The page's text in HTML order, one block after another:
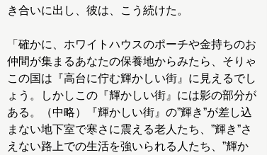
き合いに出し、彼は、こう続けた。
「確かに、ホワイトハウスのポーチや金持ちのお
仲間が集まるあなたの保養地からみたら、そりゃ
この国は『高台に佇む輝かしい街』に見えるでし
ょう。しかしこの『輝かしい街』には影の部分が
ある。（中略）『輝かしい街』の”輝き”が差し込
まない地下室で寒さに震える老人たち、”輝き”さ
えない路上での生活を強いられる人たち、”輝か